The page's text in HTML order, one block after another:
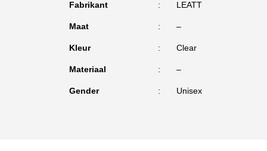
Fabrikant LEATT
Maat –
Kleur Clear
Materiaal –
Gender Unisex